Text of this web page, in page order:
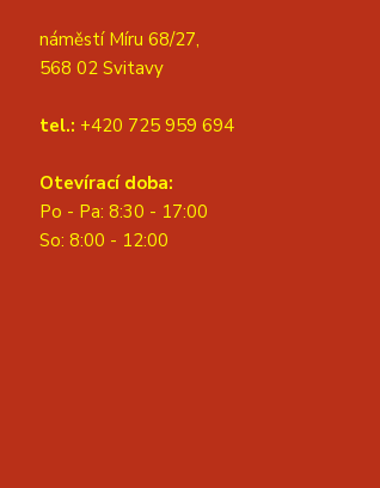
náměstí Míru 68/27,
568 02 Svitavy
tel.: +420 725 959 694
Otevírací doba:
Po - Pa: 8:30 - 17:00
So: 8:00 - 12:00